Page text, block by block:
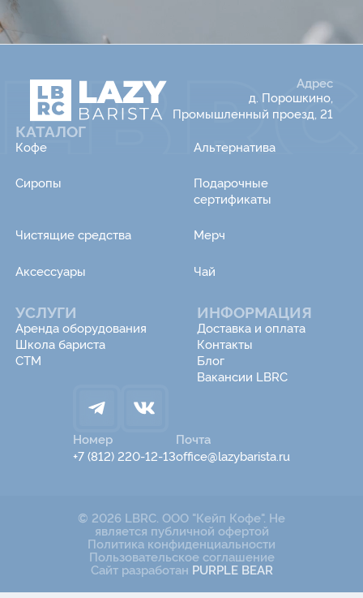
Адрес
д. Порошкино,
Промышленный проезд, 21
КАТАЛОГ
Кофе Альтернатива
Сиропы
Подарочные
сертификаты
Чистящие средства Мерч
Аксессуары Чай
УСЛУГИ
Аренда оборудования
Школа бариста
СТМ
ИНФОРМАЦИЯ
Доставка и оплата
Контакты
Блог
Вакансии LBRC
Номер
+7 (812) 220-12-13
Почта
office@lazybarista.ru
© 2026 LBRC. ООО "Кейп Кофе". Не
является публичной офертой
Политика конфиденциальности
Пользовательское соглашение
Сайт разработан PURPLE BEAR